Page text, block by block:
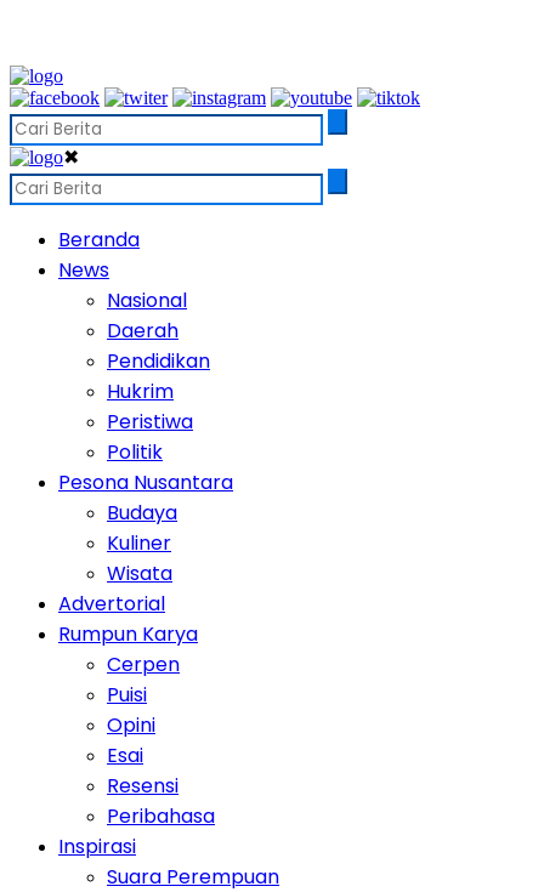
✖
Beranda
News
Nasional
Daerah
Pendidikan
Hukrim
Peristiwa
Politik
Pesona Nusantara
Budaya
Kuliner
Wisata
Advertorial
Rumpun Karya
Cerpen
Puisi
Opini
Esai
Resensi
Peribahasa
Inspirasi
Suara Perempuan